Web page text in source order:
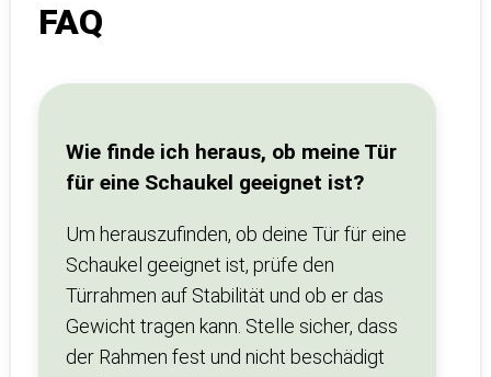
FAQ
Wie finde ich heraus, ob meine Tür
für eine Schaukel geeignet ist?
Um herauszufinden, ob deine Tür für eine
Schaukel geeignet ist, prüfe den
Türrahmen auf Stabilität und ob er das
Gewicht tragen kann. Stelle sicher, dass
der Rahmen fest und nicht beschädigt